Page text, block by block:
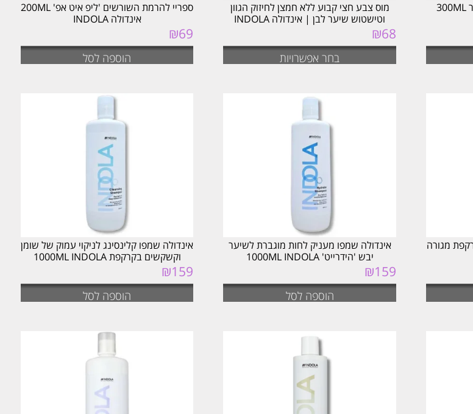
ג'ל ספריי לעיצוב וקיבוע השיער 300ML
מוס צבע חצי קבוע ללא חמצן לחיזוק הגוון
וטישטוש שיער לבן | אינדולה INDOLA
₪68
בחר אפשרויות
ספריי להרמת השורשים 'ליפ איט אפ' 200ML
אינדולה INDOLA
₪69
הוספה לסל
מגורה
אינדולה שמפו מעניק לחות מוגברת לשיער
יבש 'הידרייט' 1000ML INDOLA
₪159
הוספה לסל
אינדולה שמפו קלינסינג לניקוי עמוק של שומן
וקשקשים בקרקפת 1000ML INDOLA
₪159
הוספה לסל